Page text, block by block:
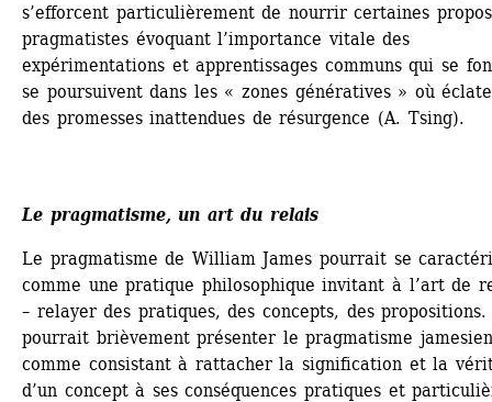
s’efforcent particulièrement de nourrir certaines
pragmatistes évoquant l’importance vitale des
expérimentations et apprentissages communs qui se
se poursuivent dans les « zones génératives » où
des promesses inattendues de résurgence (A. Tsing).
Le pragmatisme, un art du relais
Le pragmatisme de William James pourrait se
comme une pratique philosophique invitant à l’art de
– relayer des pratiques, des concepts, des propositions.
pourrait brièvement présenter le pragmatisme
comme consistant à rattacher la signification et la
d’un concept à ses conséquences pratiques et